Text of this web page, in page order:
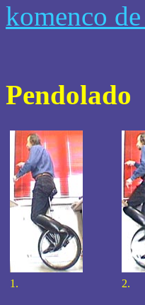
komenco
Pendolado
1. 2.